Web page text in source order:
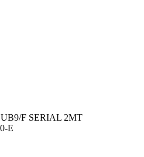
F SERIAL 2MT
E